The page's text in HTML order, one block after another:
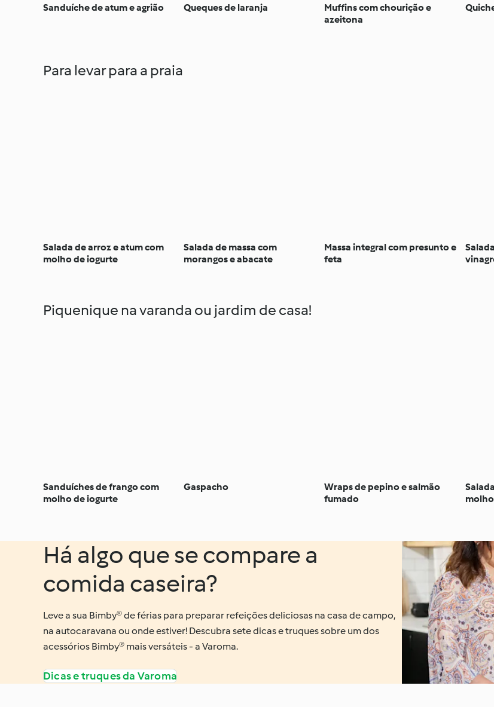
Sanduíche de atum e agrião Queques de laranja
Muffins com chourição e
azeitona
Para levar para a praia
Salada de arroz e atum com
molho de iogurte
Salada de massa com
morangos e abacate
Massa integral com presunto e
feta
Piquenique na varanda ou jardim de casa!
Sanduíches de frango com
molho de iogurte
Gaspacho
Wraps de pepino e salmão
fumado
Há algo que se compare a
comida caseira?
Leve a sua Bimby® de férias para preparar refeições deliciosas na casa de campo,
na autocaravana ou onde estiver! Descubra sete dicas e truques sobre um dos
acessórios Bimby® mais versáteis - a Varoma.
Dicas e truques da Varoma